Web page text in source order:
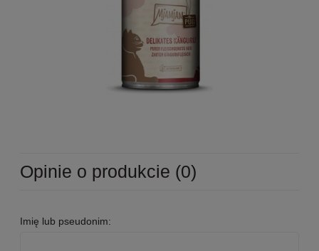
Opinie o produkcie (0)
Imię lub pseudonim: